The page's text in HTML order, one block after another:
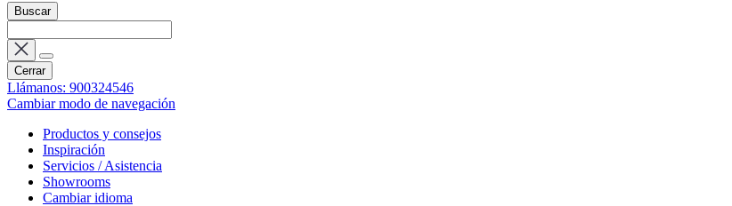
Buscar
Cerrar
Llámanos: 900324546
Cambiar modo de navegación
Productos y consejos
Inspiración
Servicios / Asistencia
Showrooms
Cambiar idioma